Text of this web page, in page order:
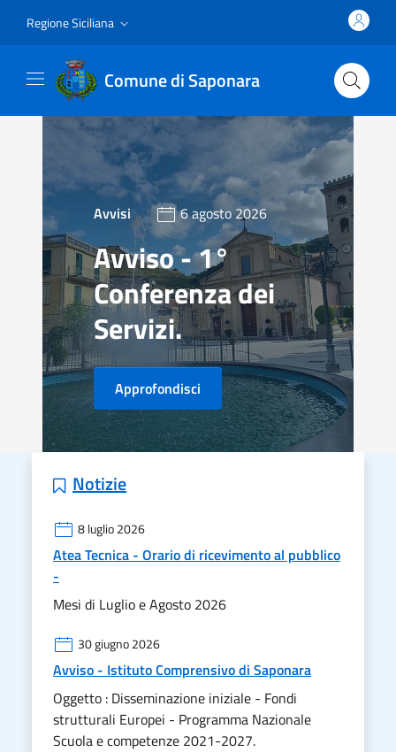
Regione Siciliana
Comune di Saponara
Avvisi 6 agosto 2026
Avviso - 1°
Conferenza dei
Servizi.
Approfondisci
Notizie
8 luglio 2026
Atea Tecnica - Orario di ricevimento al pubblico
-
Mesi di Luglio e Agosto 2026
30 giugno 2026
Avviso - Istituto Comprensivo di Saponara
Oggetto : Disseminazione iniziale - Fondi
strutturali Europei - Programma Nazionale
Scuola e competenze 2021-2027.